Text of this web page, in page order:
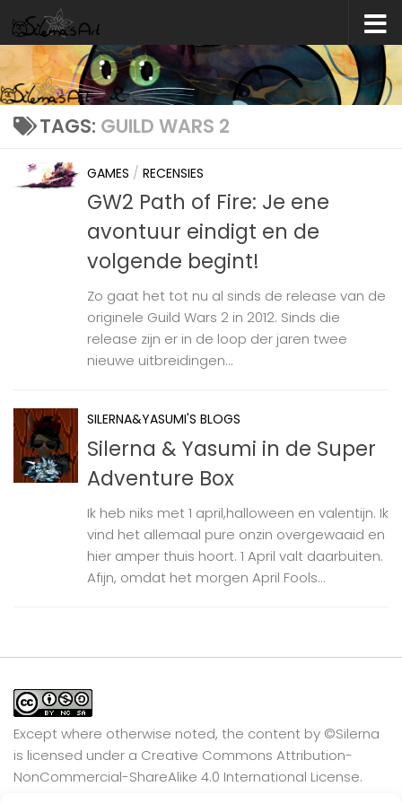
Skip to content
TAGS: GUILD WARS 2
GAMES / RECENSIES
GW2 Path of Fire: Je ene
avontuur eindigt en de
volgende begint!
Zo gaat het tot nu al sinds de release van de
originele Guild Wars 2 in 2012. Sinds die
release zijn er in de loop der jaren twee
nieuwe uitbreidingen...
SILERNA&YASUMI'S BLOGS
Silerna & Yasumi in de Super
Adventure Box
Ik heb niks met 1 april,halloween en valentijn. Ik
vind het allemaal pure onzin overgewaaid en
hier amper thuis hoort. 1 April valt daarbuiten.
Afijn, omdat het morgen April Fools...
Except where otherwise noted, the content by ©Silerna
is licensed under a Creative Commons Attribution-
NonCommercial-ShareAlike 4.0 International License.